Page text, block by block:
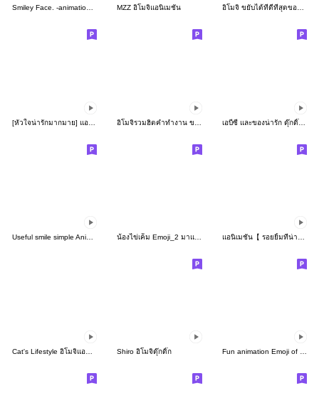
Smiley Face. -animation emoji- MZZ อิโมจิแอนิเมชัน อิโมจิ ขยับได้ที่ดีที่สุดของไทย
Cat's Lifestyle อิโมจิแอนิเมชัน Shiro อิโมจิดุ๊กดิ๊ก Fun animation Emoji of the simple man